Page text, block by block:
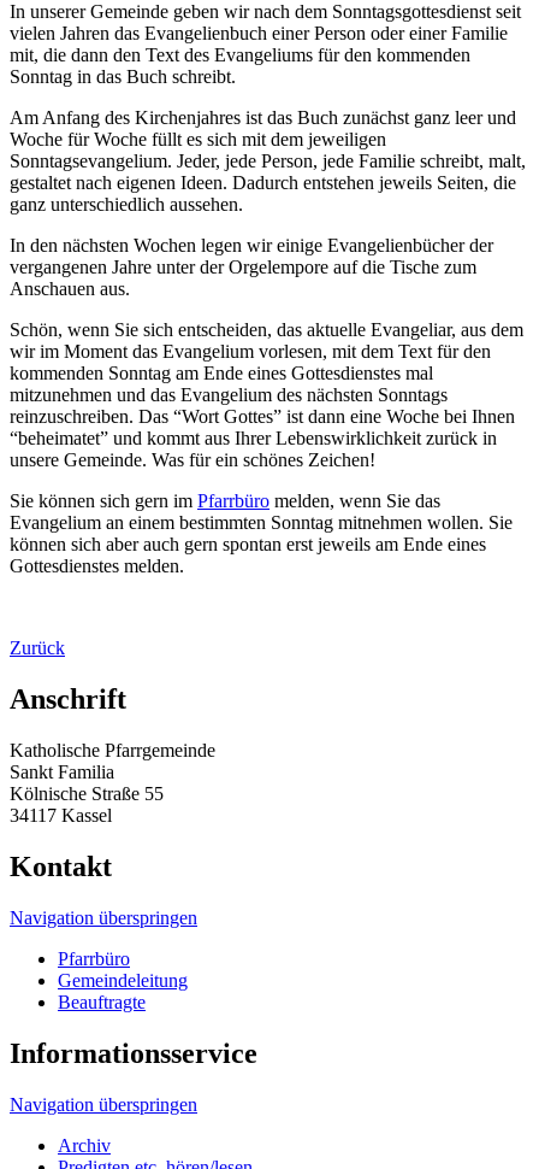
In unserer Gemeinde geben wir nach dem Sonntagsgottesdienst seit
vielen Jahren das Evangelienbuch einer Person oder einer Familie
mit, die dann den Text des Evangeliums für den kommenden
Sonntag in das Buch schreibt.
Am Anfang des Kirchenjahres ist das Buch zunächst ganz leer und
Woche für Woche füllt es sich mit dem jeweiligen
Sonntagsevangelium. Jeder, jede Person, jede Familie schreibt, malt,
gestaltet nach eigenen Ideen. Dadurch entstehen jeweils Seiten, die
ganz unterschiedlich aussehen.
In den nächsten Wochen legen wir einige Evangelienbücher der
vergangenen Jahre unter der Orgelempore auf die Tische zum
Anschauen aus.
Schön, wenn Sie sich entscheiden, das aktuelle Evangeliar, aus dem
wir im Moment das Evangelium vorlesen, mit dem Text für den
kommenden Sonntag am Ende eines Gottesdienstes mal
mitzunehmen und das Evangelium des nächsten Sonntags
reinzuschreiben. Das “Wort Gottes” ist dann eine Woche bei Ihnen
“beheimatet” und kommt aus Ihrer Lebenswirklichkeit zurück in
unsere Gemeinde. Was für ein schönes Zeichen!
Sie können sich gern im Pfarrbüro melden, wenn Sie das
Evangelium an einem bestimmten Sonntag mitnehmen wollen. Sie
können sich aber auch gern spontan erst jeweils am Ende eines
Gottesdienstes melden.
Zurück
Anschrift
Katholische Pfarrgemeinde
Sankt Familia
Kölnische Straße 55
34117 Kassel
Kontakt
Navigation überspringen
Pfarrbüro
Gemeindeleitung
Beauftragte
Informationsservice
Navigation überspringen
Archiv